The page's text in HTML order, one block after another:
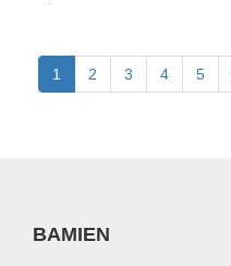
1 2 3 4 5
BAMIEN